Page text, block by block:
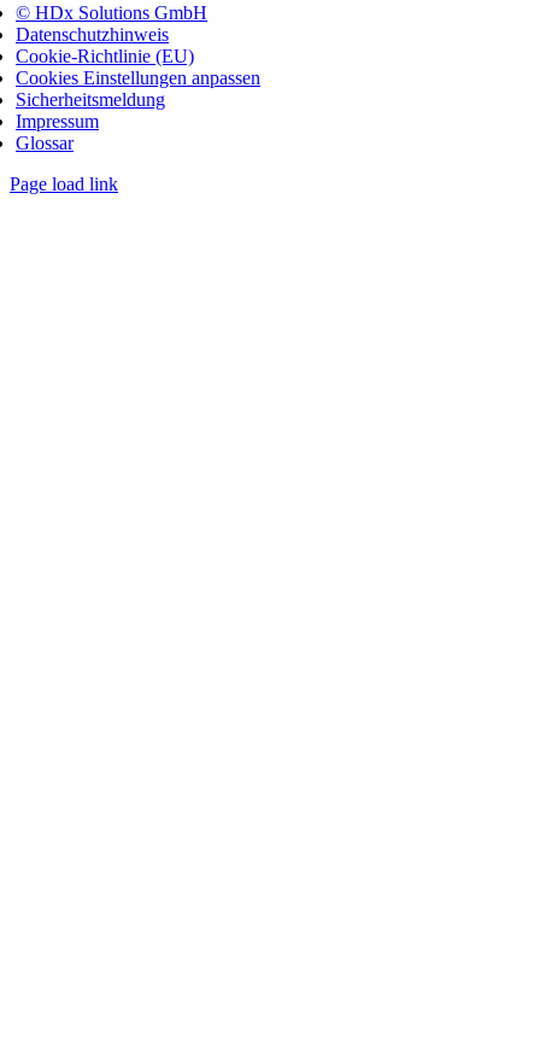
© HDx Solutions GmbH
Datenschutzhinweis
Cookie-Richtlinie (EU)
Cookies Einstellungen anpassen
Sicherheitsmeldung
Impressum
Glossar
Page load link